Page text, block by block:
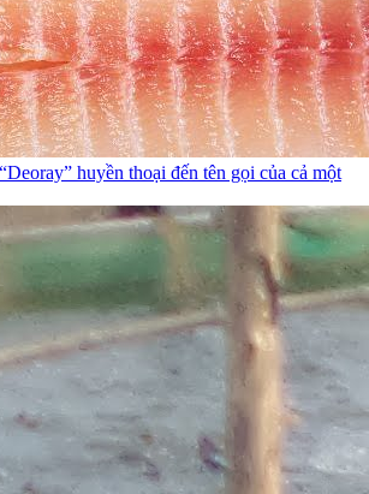
huyền thoại đến tên gọi của cả một